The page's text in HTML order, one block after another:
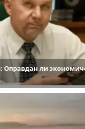
Оправдан ли